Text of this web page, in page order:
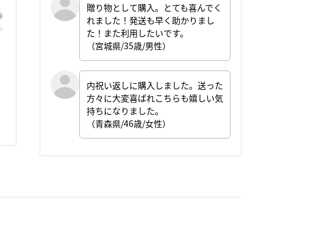
贈り物として購入。とても喜んでく
れました！発送も早く助かりまし
た！また利用したいです。
（宮城県/35歳/男性）
内祝い返しに購入しました。送った
方々に大変喜ばれこちらも嬉しい気
持ちになりました。
（青森県/46歳/女性）